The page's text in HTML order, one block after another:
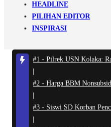
HEADLINE
PILIHAN EDITOR
INSPIRASI
#1 - Pilrek USN Kolaka:
#2 - Harga BBM
#3 - Siswi SD Korban